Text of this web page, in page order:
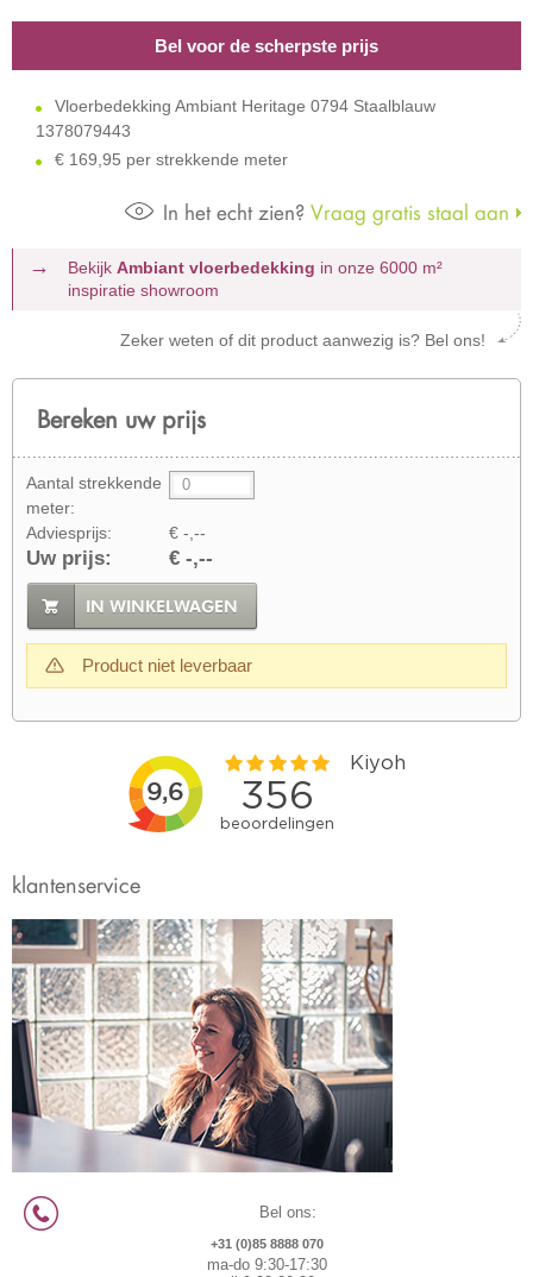
Bel voor de scherpste prijs
Vloerbedekking Ambiant Heritage 0794 Staalblauw
1378079443
€ 169,95 per strekkende meter
In het echt zien? Vraag gratis staal aan
Bekijk Ambiant vloerbedekking in onze 6000 m²
inspiratie showroom
Zeker weten of dit product aanwezig is? Bel ons!
Bereken uw prijs
Aantal strekkende
meter:
Adviesprijs:
€ -,--
Uw prijs: € -,--
IN WINKELWAGEN
Product niet leverbaar
klantenservice
Bel ons:
+31 (0)85 8888 070
ma-do 9:30-17:30